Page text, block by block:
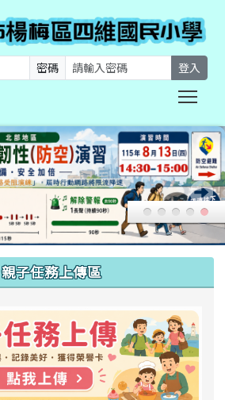
密碼 登入
親子任務上傳區